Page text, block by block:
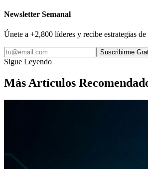
Newsletter Semanal
Únete a +2,800 líderes y recibe estrategias
Suscribirme
Sigue Leyendo
Más Artículos